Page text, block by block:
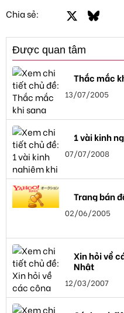
Chia sẻ: Facebook
Được quan tâm
Thắc mắc
13/07/2005
1 vài kinh
07/07/2008
Trang bán
02/06/2005
Xin hỏi về
Nhật
12/03/2007